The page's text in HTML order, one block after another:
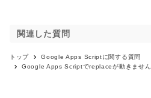
関連した質問
トップ Google Apps Scriptに関する質問
Google Apps Scriptでreplaceが動きません